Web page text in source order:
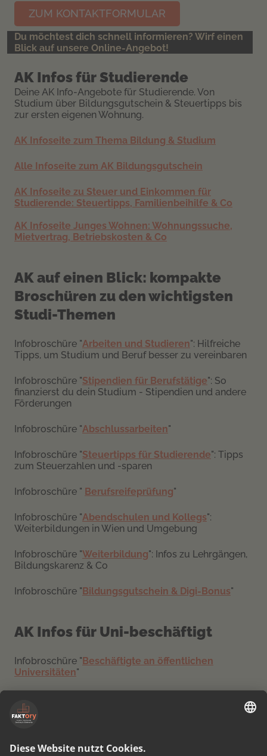
ZUM KONTAKTFORMULAR
Du möchtest dich schnell informieren? Wirf einen
Blick auf unsere Online-Angebot!
AK Infos für Studierende
Deine AK Info-Angebote für Studierende. Von
Studium über Bildungsgutschein & Steuertipps bis
zur ersten eigenen Wohnung.
AK Infoseite zum Thema Bildung & Studium
Alle Infoseite zum AK Bildungsgutschein
AK Infoseite zu Steuer und Einkommen für
Studierende: Steuertipps, Familienbeihilfe & Co
AK Infoseite Junges Wohnen: Wohnungssuche,
Mietvertrag, Betriebskosten & Co
AK auf einen Blick: kompakte
Broschüren zu den wichtigsten
Studi-Themen
Infobroschüre "Arbeiten und Studieren": Hilfreiche
Tipps, um Studium und Beruf besser zu vereinbaren
Infobroschüre "Stipendien für Berufstätige": So
finanzierst du dein Studium - Stipendien und andere
Förderungen
Infobroschüre "Abschlussarbeiten"
Infobroschüre "Steuertipps für Studierende": Tipps
zum Steuerzahlen und -sparen
Infobroschüre " Berufsreifeprüfung"
Infobroschüre "Abendschulen und Kollegs":
Weiterbildungen in Wien und Umgebung
Infobroschüre "Weiterbildung": Infos zu Lehrgängen,
Bildungskarenz & Co
Infobroschüre "Bildungsgutschein & Digi-Bonus"
AK Infos für Uni-beschäftigt
Infobroschüre "Beschäftigte an öffentlichen
Universitäten"